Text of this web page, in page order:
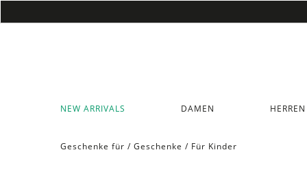
NEW ARRIVALS DAMEN HERREN
Geschenke für / Geschenke / Für Kinder